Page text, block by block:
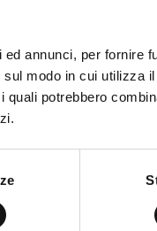
annunci, per fornire
modo in cui utilizza
potrebbero
tabella B del DPR